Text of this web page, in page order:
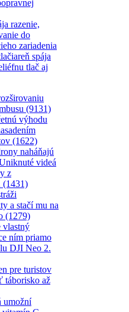
razenie,
do
zariadenia
spája
tlač aj
(9131)
výhodu
(1622)
naháňajú
videá
z
(1431)
a stačí mu na
(1279)
vlastný
ním priamo
DJI Neo 2.
pre turistov
táborisko až
umožní